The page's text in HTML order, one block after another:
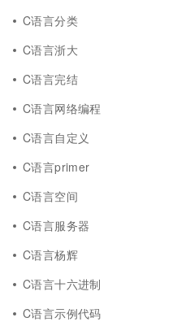
C语言分类
C语言浙大
C语言完结
C语言网络编程
C语言自定义
C语言primer
C语言空间
C语言服务器
C语言杨辉
C语言十六进制
C语言示例代码